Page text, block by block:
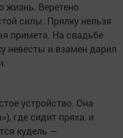
жизнь. Веретено
силы. Прялку нельзя
примета. На свадьбе
невесты и взамен дарил
устройство. Она
где сидит пряха, и
кудель —